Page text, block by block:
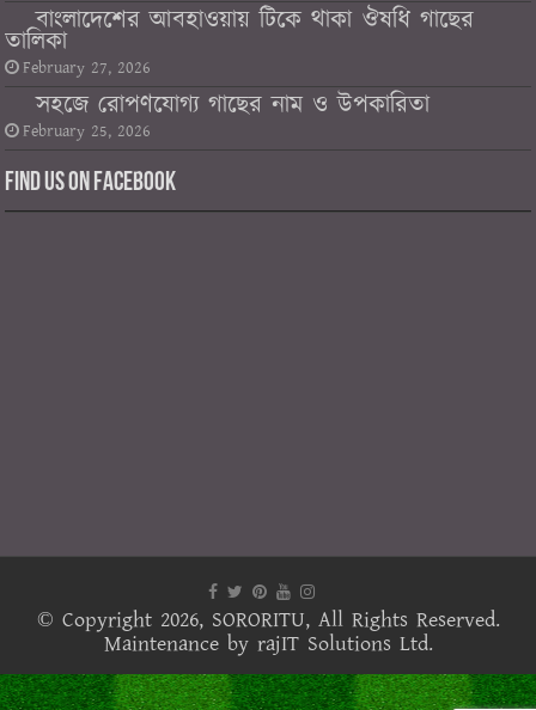
বাংলাদেশের আবহাওয়ায় টিকে থাকা ঔষধি গাছের
তালিকা
February 27, 2026
সহজে রোপণযোগ্য গাছের নাম ও উপকারিতা
February 25, 2026
Find us on Facebook
© Copyright 2026, SORORITU, All Rights Reserved.
Maintenance by rajIT Solutions Ltd.